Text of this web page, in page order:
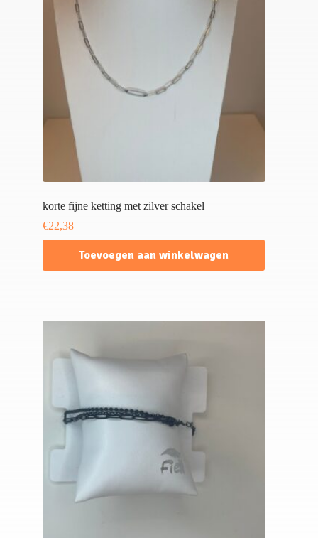
korte fijne ketting met zilver schakel
€22,38
Toevoegen aan winkelwagen